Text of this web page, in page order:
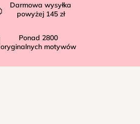
Darmowa wysyłka
powyżej 145 zł
Ponad 2800
oryginalnych motywów